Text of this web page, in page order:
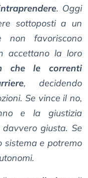
. Oggi
sottoposti a un
favoriscono
accettano la loro
che le correnti
, decidendo
Se vince il no,
e la giustizia
giusta. Se
sistema e potremo